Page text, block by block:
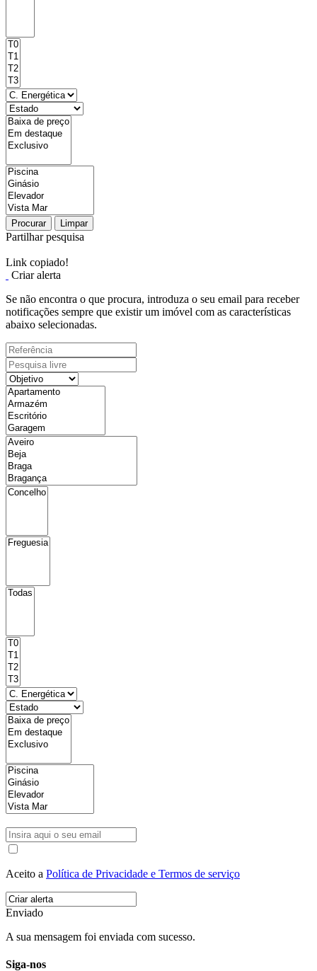
Procurar Limpar
Partilhar pesquisa
Link copiado!
Criar alerta
Se não encontra o que procura, introduza o seu email para receber
notificações sempre que existir um imóvel com as características
abaixo selecionadas.
Aceito a Política de Privacidade e Termos de serviço
Enviado
A sua mensagem foi enviada com sucesso.
Siga-nos